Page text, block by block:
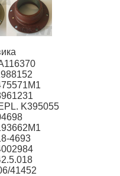
K395055
4693
41452